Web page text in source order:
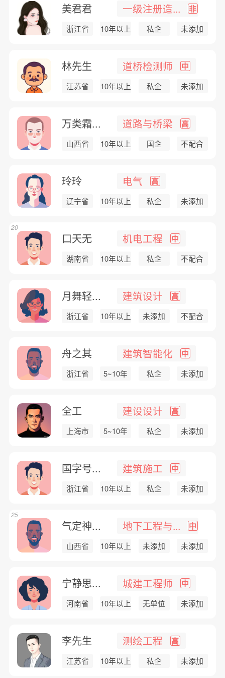
美君君 一级注册造... 非
浙江省 10年以上 私企 未添加
林先生 道桥检测师 中
江苏省 10年以上 私企 未添加
万类霜... 道路与桥梁 高
山西省 10年以上 国企 不配合
玲玲 电气 高
辽宁省 10年以上 私企 未添加
口天无 机电工程 中
湖南省 10年以上 私企 不配合
20
月舞轻... 建筑设计 高
浙江省 10年以上 未添加 不配合
舟之其 建筑智能化 中
浙江省 5~10年 私企 未添加
全工 建设设计 高
上海市 5~10年 私企 未添加
国字号... 建筑施工 中
浙江省 10年以上 私企 未添加
气定神... 地下工程与... 中
山西省 10年以上 未添加 未添加
25
宁静思... 城建工程师 中
河南省 10年以上 无单位 未添加
李先生 测绘工程 高
江苏省 10年以上 私企 未添加